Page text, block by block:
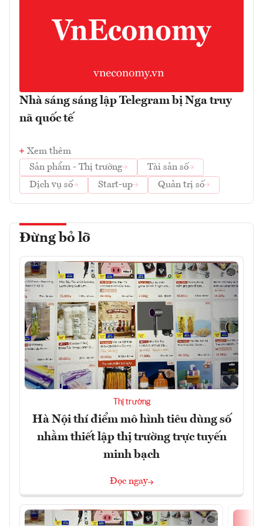
Nhà sáng sáng lập Telegram bị Nga truy
nã quốc tế
Xem thêm
Sản phẩm - Thị trường
Tài sản số
Dịch vụ số
Start-up Quản trị số
Đừng bỏ lỡ
Thị trường
Hà Nội thí điểm mô hình tiêu dùng số
nhằm thiết lập thị trường trực tuyến
minh bạch
Đọc ngay